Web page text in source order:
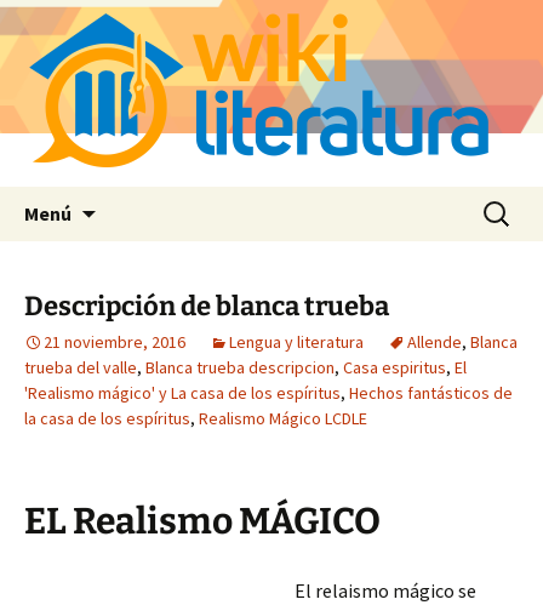
Menú Buscar:
Descripción de blanca trueba
21 noviembre, 2016 Lengua y literatura Allende, Blanca
trueba del valle, Blanca trueba descripcion, Casa espiritus, El
'Realismo mágico' y La casa de los espíritus, Hechos fantásticos de
la casa de los espíritus, Realismo Mágico LCDLE
EL Realismo MÁGICO
El relaismo mágico se